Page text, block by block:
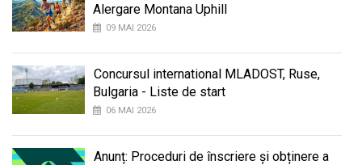
Alergare Montana Uphill
09 MAI 2026
Concursul international MLADOST, Ruse,
Bulgaria - Liste de start
06 MAI 2026
Anunț: Proceduri de înscriere și obținere a